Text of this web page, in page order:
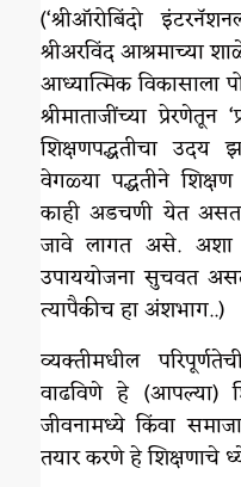
(‘श्रीऑरोबिंदो
श्रीअरविंद आश्रमाच्या
आध्यात्मिक
श्रीमाताजींच्या
शिक्षणपद्धतीचा उदय
वेगळ्या पद्धतीने
काही अडचणी येत असत,
जावे लागत असे. अशा
उपाययोजना सुचवत
त्यापैकीच हा अंशभाग..)
व्यक्तीमधील
वाढविणे हे (आपल्या)
जीवनामध्ये किंवा
तयार करणे हे शिक्षणाचे